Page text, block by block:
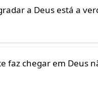
a Deus está a
faz chegar em Deus